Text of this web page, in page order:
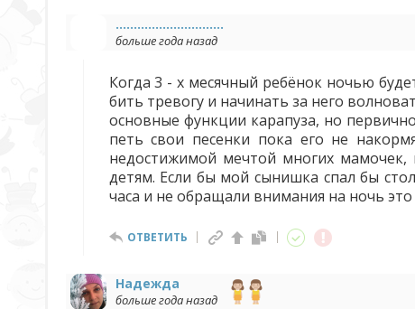
..............................
больше года назад
Когда 3 - х месячный ребёнок ночью
бить тревогу и начинать за него
основные функции карапуза, но
петь свои песенки пока его не
недостижимой мечтой многих
детям. Если бы мой сынишка спал бы
часа и не обращали внимания на ночь
ОТВЕТИТЬ
Надежда
больше года назад